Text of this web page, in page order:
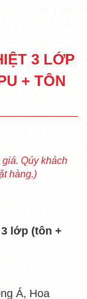
3 LỚP
+ TÔN
Qúy khách
hàng.)
lớp (tôn +
Á, Hoa